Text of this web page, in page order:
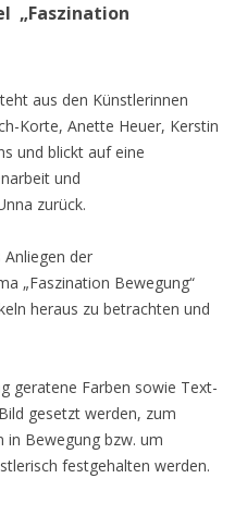
„Faszination
aus den Künstlerinnen
Korte, Anette Heuer, Kerstin
und blickt auf eine
und
zurück.
Anliegen der
„Faszination Bewegung“
heraus zu betrachten und
geratene Farben sowie Text-
gesetzt werden, zum
in Bewegung bzw. um
festgehalten werden.